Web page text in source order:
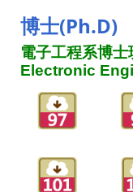
博士(Ph.D)
電子工程系博
Electronic